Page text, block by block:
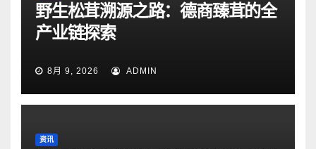
野生松茸溯源之路：德商臻茸的全
产业链探索
8月 9, 2026 ADMIN
资讯